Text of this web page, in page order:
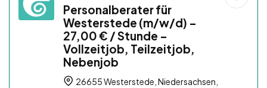
Personalberater für
Westerstede (m/w/d) –
27,00 € / Stunde –
Vollzeitjob, Teilzeitjob,
Nebenjob
26655 Westerstede, Niedersachsen,